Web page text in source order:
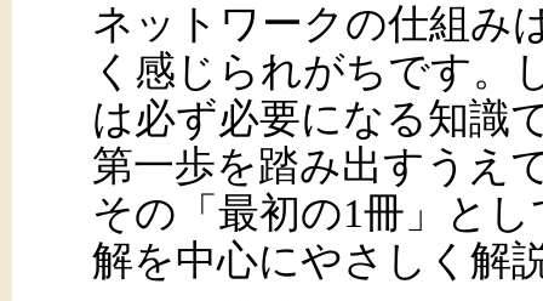
ネットワークの仕組み
く感じられがちです。
は必ず必要になる知識
第一歩を踏み出すうえ
その「最初の1冊」と
解を中心にやさしく解